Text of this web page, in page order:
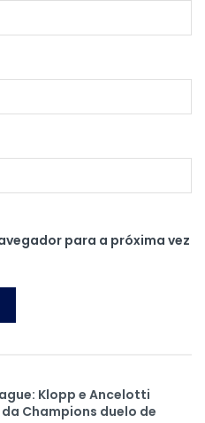
para a próxima vez
Klopp e Ancelotti
Champions duelo de